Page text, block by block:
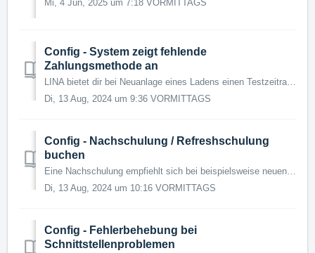
Mi, 4 Jun, 2025 um 7:18 VORMITTAGS
Config - System zeigt fehlende
Zahlungsmethode an
LINA bietet dir bei Neuanlage eines Ladens einen Testzeitraum an, indem du die Module testen kannst, ohne dass du Zahlungsmittel angeben musst. Ist der Tes...
Di, 13 Aug, 2024 um 9:36 VORMITTAGS
Config - Nachschulung / Refreshschulung
buchen
Eine Nachschulung empfiehlt sich bei beispielsweise neuen Mitarbeitern. Hast du bereits eine Kassenbuchschulung erhalten und sollst nun Unterstützung bei d...
Di, 13 Aug, 2024 um 10:16 VORMITTAGS
Config - Fehlerbehebung bei
Schnittstellenproblemen